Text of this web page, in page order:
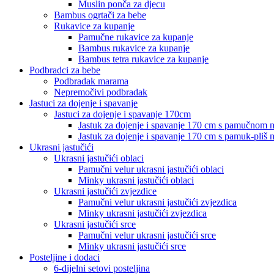
Muslin ponča za djecu
Bambus ogrtači za bebe
Rukavice za kupanje
Pamučne rukavice za kupanje
Bambus rukavice za kupanje
Bambus tetra rukavice za kupanje
Podbradci za bebe
Podbradak marama
Nepremočivi podbradak
Jastuci za dojenje i spavanje
Jastuci za dojenje i spavanje 170cm
Jastuk za dojenje i spavanje 170 cm s pamučnom
Jastuk za dojenje i spavanje 170 cm s pamuk-pliš
Ukrasni jastučići
Ukrasni jastučići oblaci
Pamučni velur ukrasni jastučići oblaci
Minky ukrasni jastučići oblaci
Ukrasni jastučići zvjezdice
Pamučni velur ukrasni jastučići zvjezdica
Minky ukrasni jastučići zvjezdica
Ukrasni jastučići srce
Pamučni velur ukrasni jastučići srce
Minky ukrasni jastučići srce
Posteljine i dodaci
6-dijelni setovi posteljina